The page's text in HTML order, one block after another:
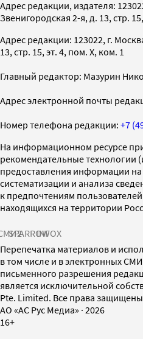
Адрес редакции, издателя:
Звенигородская 2-я, д. 13, стр.
Адрес редакции: 123022, г.
13, стр. 15, эт. 4, пом. X, ком. 1
Главный редактор: Мазурин
Адрес электронной почты
Номер телефона редакции: +7
На информационном ресурсе
рекомендательные
предоставления информации на
систематизации и анализа
к предпочтениям
находящихся на территории
SPARROWINFOX
Перепечатка материалов и
в том числе и в электронных
письменного разрешения
является исключительной
Pte. Limited. Все права
AO «АС Рус Медиа» · 2026
16+